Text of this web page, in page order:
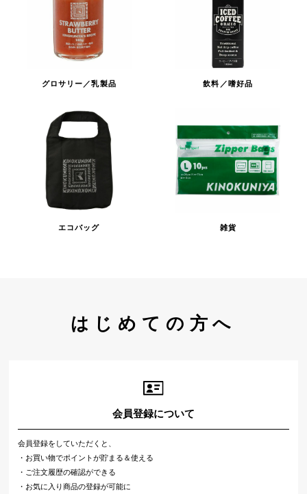
グロサリー／乳製品 飲料／嗜好品
エコバッグ 雑貨
はじめての方へ
会員登録について
会員登録をしていただくと、
・お買い物でポイントが貯まる＆使える
・ご注文履歴の確認ができる
・お気に入り商品の登録が可能に